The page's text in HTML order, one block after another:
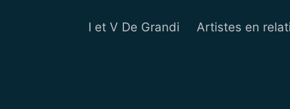
I et V De Grandi Artistes en